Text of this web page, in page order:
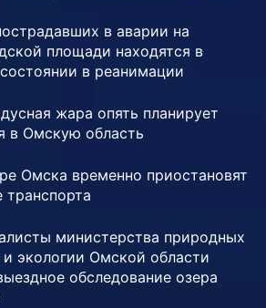
в аварии на
площади находятся в
в реанимации
жара опять планирует
в Омскую область
Омска временно приостановят
министерства природных
и экологии Омской области
обследование озера